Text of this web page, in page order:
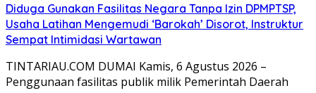
Diduga Gunakan Fasilitas Negara Tanpa Izin DPMPTSP,
Usaha Latihan Mengemudi ‘Barokah’ Disorot, Instruktur
Sempat Intimidasi Wartawan
TINTARIAU.COM DUMAI Kamis, 6 Agustus 2026 –
Penggunaan fasilitas publik milik Pemerintah Daerah